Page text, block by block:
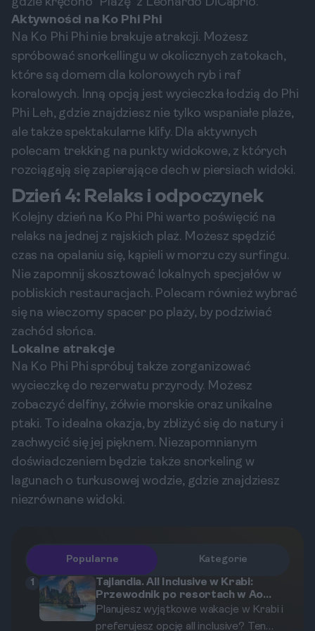
Aktywności na Ko Phi Phi
Na Ko Phi Phi nie brakuje atrakcji. Możesz
spróbować snorkellingu w okolicznych zatokach,
które są domem dla kolorowych ryb i raf
koralowych. Inną opcją jest wycieczka łodzią do Phi
Phi Leh, gdzie znajdziesz nie tylko wspaniałe plaże,
ale także spektakularne klify. Dla aktywnych
polecam trekking na punkty widokowe, z których
rozciągają się zapierające dech w piersiach widoki.
Dzień 4: Relaks i odpoczynek
Kolejny dzień na Ko Phi Phi warto poświęcić na
relaks na jednej z rajskich plaż. Możesz spędzić
czas na opalaniu się, kąpieli w morzu czy surfingu.
Nie zapomnij skosztować lokalnych specjałów w
pobliskich restauracjach. Polecam również wybrać
się na wieczorny spacer po plaży, by podziwiać
zachód słońca.
Lokalne atrakcje
Na Ko Phi Phi spróbuj także zorganizować
wycieczkę do rezerwatu przyrody. Możesz
zobaczyć delfiny, żółwie morskie oraz unikalne
ptaki. To idealna okazja, by zbliżyć się do natury i
zachwycić się jej pięknem. Niezapomnianym
doświadczeniem będzie także snorkeling w
lagunach o turkusowej wodzie, gdzie znajdziesz
niezrównane widoki.
Popularne Kategorie
1
Tajlandia. All Inclusive w Krabi:
Przewodnik po resortach w Ao
Nang i na Railay
Planujesz wyjątkowe wakacje w Krabi i
preferujesz opcję all inclusive? Ten